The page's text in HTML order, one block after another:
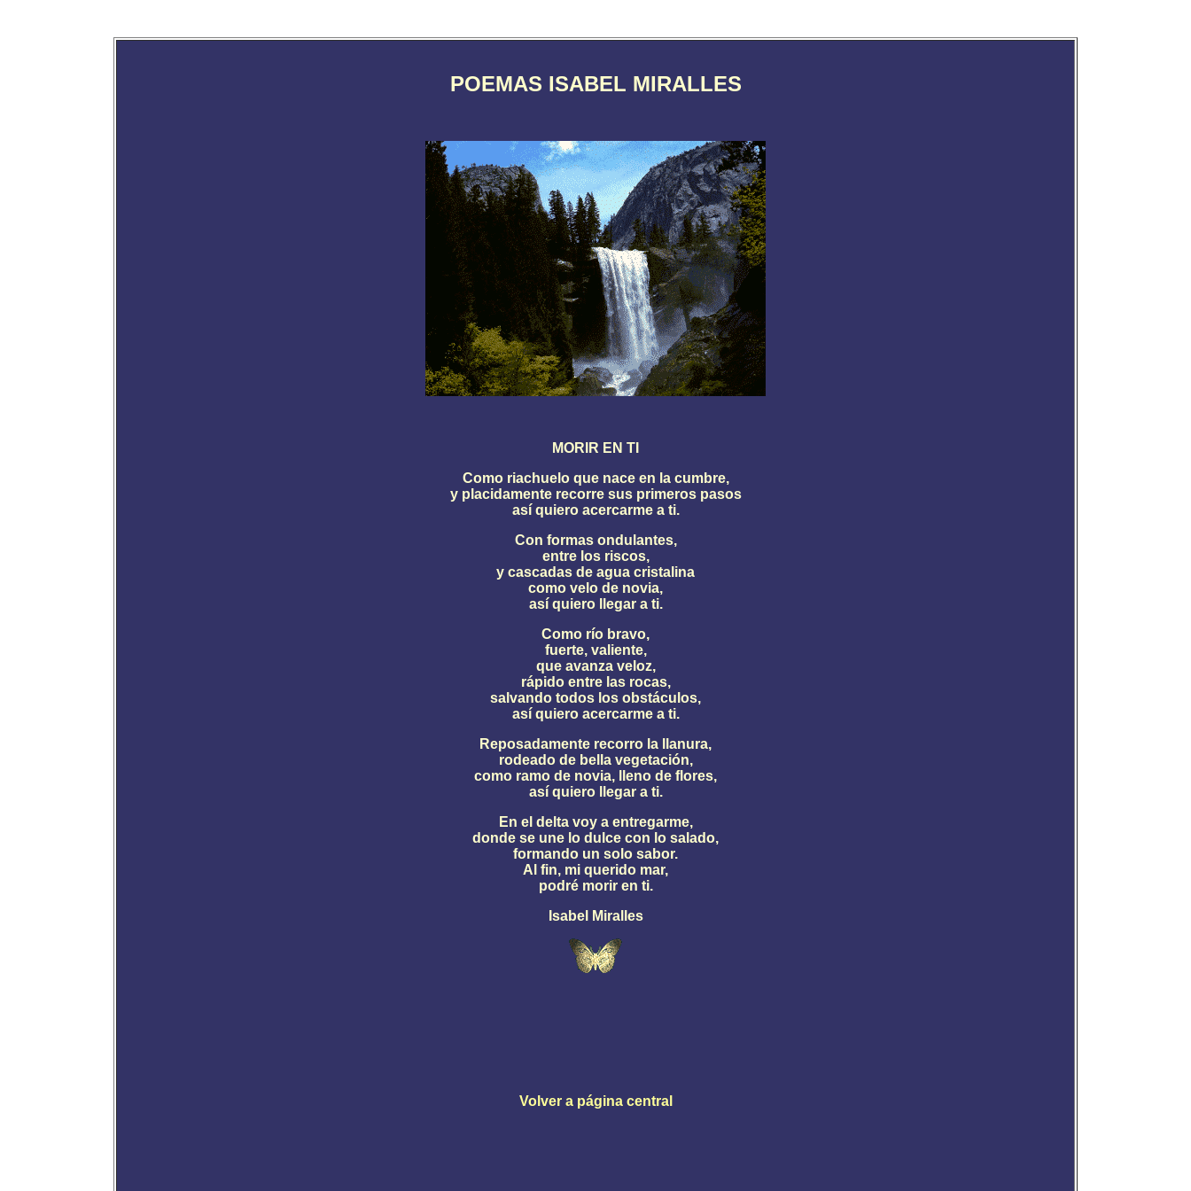
POEMAS ISABEL MIRALLES
MORIR EN TI
Como riachuelo que nace en la cumbre,
y placidamente recorre sus primeros pasos
así quiero acercarme a ti.
Con formas ondulantes,
entre los riscos,
y cascadas de agua cristalina
como velo de novia,
así quiero llegar a ti.
Como río bravo,
fuerte, valiente,
que avanza veloz,
rápido entre las rocas,
salvando todos los obstáculos,
así quiero acercarme a ti.
Reposadamente recorro la llanura,
rodeado de bella vegetación,
como ramo de novia, lleno de flores,
así quiero llegar a ti.
En el delta voy a entregarme,
donde se une lo dulce con lo salado,
formando un solo sabor.
Al fin, mi querido mar,
podré morir en ti.
Isabel Miralles
Volver a página central